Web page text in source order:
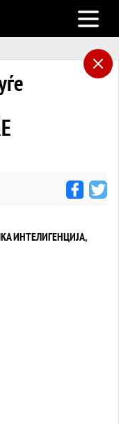
Open